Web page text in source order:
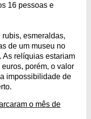
16 pessoas e
esmeraldas,
de um museu no
As relíquias estariam
porém, o valor
impossibilidade de
o mês de